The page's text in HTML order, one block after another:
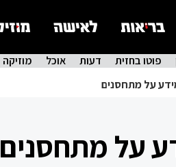
פוטו בחזית דעות אוכל מוזיקה
על מתחסנים
על מתחסנים